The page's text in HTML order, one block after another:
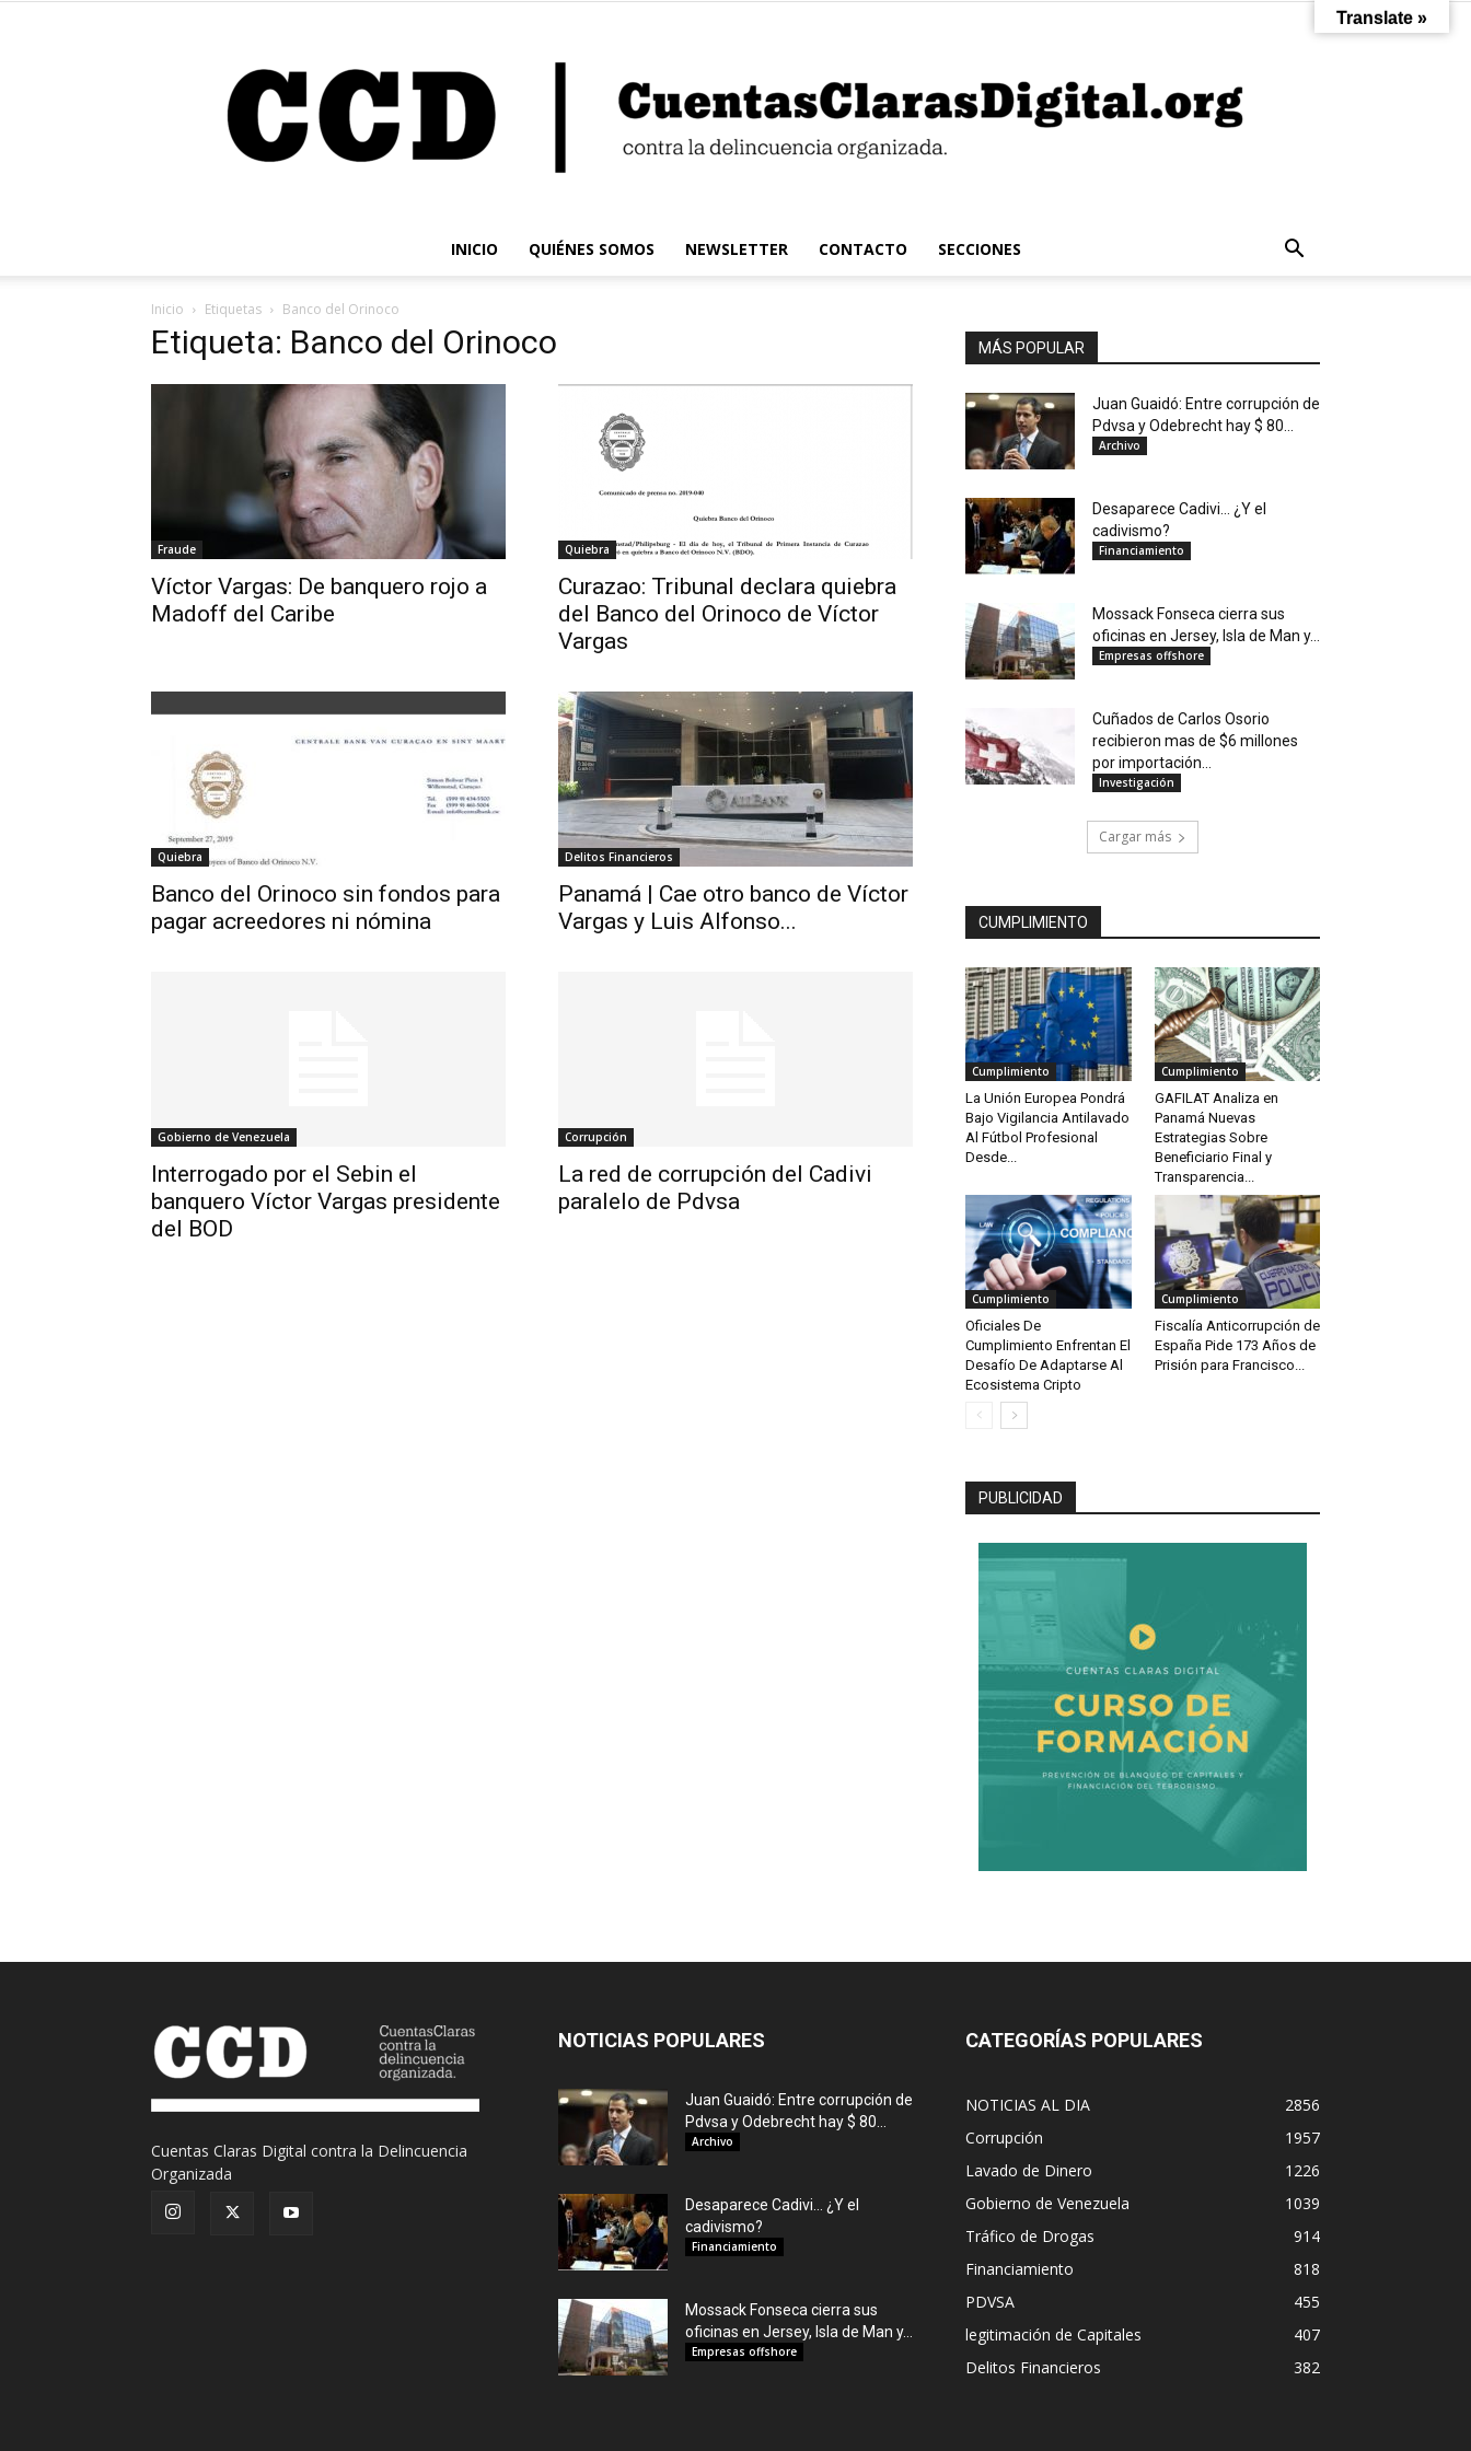
Digital
INICIO QUIÉNES SOMOS NEWSLETTER CONTACTO SECCIONES
Inicio Etiquetas Banco del Orinoco
Etiqueta: Banco del Orinoco
Fraude
Víctor Vargas: De banquero rojo a
Madoff del Caribe
Quiebra
Curazao: Tribunal declara quiebra
del Banco del Orinoco de Víctor
Vargas
Quiebra
Banco del Orinoco sin fondos para
pagar acreedores ni nómina
Delitos Financieros
Panamá | Cae otro banco de Víctor
Vargas y Luis Alfonso...
Gobierno de Venezuela
Interrogado por el Sebin el
banquero Víctor Vargas presidente
del BOD
Corrupción
La red de corrupción del Cadivi
paralelo de Pdvsa
MÁS POPULAR
Juan Guaidó: Entre corrupción de
Pdvsa y Odebrecht hay $ 80...
Archivo
Desaparece Cadivi… ¿Y el
cadivismo?
Financiamiento
Mossack Fonseca cierra sus
oficinas en Jersey, Isla de Man y...
Empresas offshore
Cuñados de Carlos Osorio
recibieron mas de $6 millones
por importación...
Investigación
Cargar más
CUMPLIMIENTO
Cumplimiento
La Unión Europea Pondrá
Bajo Vigilancia Antilavado
Al Fútbol Profesional
Desde...
Cumplimiento
GAFILAT Analiza en
Panamá Nuevas
Estrategias Sobre
Beneficiario Final y
Transparencia...
Cumplimiento
Oficiales De
Cumplimiento Enfrentan El
Desafío De Adaptarse Al
Ecosistema Cripto
Cumplimiento
Fiscalía Anticorrupción de
España Pide 173 Años de
Prisión para Francisco...
PUBLICIDAD
Cuentas Claras Digital contra la Delincuencia
Organizada
NOTICIAS POPULARES
Juan Guaidó: Entre corrupción de
Pdvsa y Odebrecht hay $ 80...
Archivo
Desaparece Cadivi… ¿Y el
cadivismo?
Financiamiento
Mossack Fonseca cierra sus
oficinas en Jersey, Isla de Man y...
Empresas offshore
CATEGORÍAS POPULARES
NOTICIAS AL DIA
2856
Corrupción
1957
Lavado de Dinero
1226
Gobierno de Venezuela
1039
Tráfico de Drogas
914
Financiamiento
818
PDVSA
455
legitimación de Capitales
407
Delitos Financieros
382
Translate »